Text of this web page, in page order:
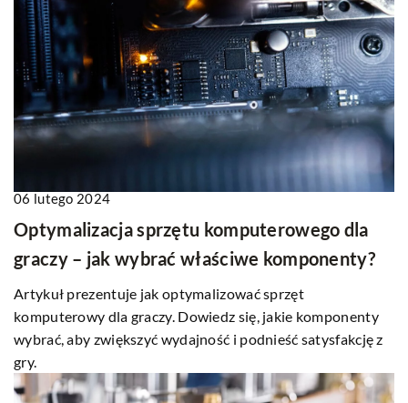
06 lutego 2024
Optymalizacja sprzętu komputerowego dla
graczy – jak wybrać właściwe komponenty?
Artykuł prezentuje jak optymalizować sprzęt
komputerowy dla graczy. Dowiedz się, jakie komponenty
wybrać, aby zwiększyć wydajność i podnieść satysfakcję z
gry.